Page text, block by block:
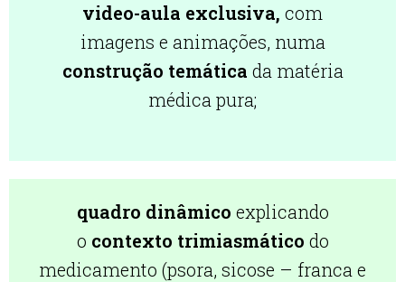
video-aula exclusiva, com
imagens e animações, numa
construção temática da matéria
médica pura;
quadro dinâmico explicando
o contexto trimiasmático do
medicamento (psora, sicose – franca e